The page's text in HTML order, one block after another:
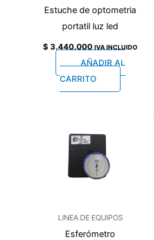
Estuche de optometria
portatil luz led
$ 3.440.000 IVA INCLUIDO
AÑADIR AL
CARRITO
LINEA DE EQUIPOS
Esferómetro